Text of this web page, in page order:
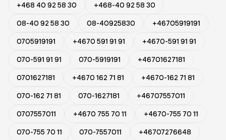
+468 40 92 58 30
+468-40 92 58 30
08-40 92 58 30
08-40925830
+46705919191
0705919191
+4670 591 91 91
+4670-591 91 91
070-591 91 91
070-5919191
+46701627181
0701627181
+4670 162 71 81
+4670-162 71 81
070-162 71 81
070-1627181
+46707557011
0707557011
+4670 755 70 11
+4670-755 70 11
070-755 70 11
070-7557011
+46707276648